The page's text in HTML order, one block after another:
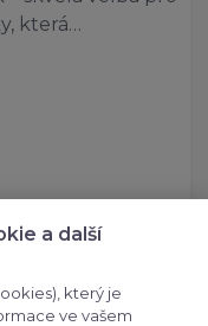
která…
a další
který je
ve vašem